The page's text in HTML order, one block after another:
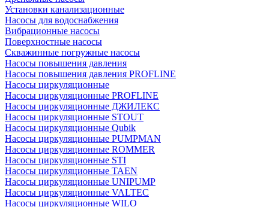
Установки канализационные
Насосы для водоснабжения
Вибрационные насосы
Поверхностные насосы
Скважинные погружные насосы
Насосы повышения давления
Насосы повышения давления PROFLINE
Насосы циркуляционные
Насосы циркуляционные PROFLINE
Насосы циркуляционные ДЖИЛЕКС
Насосы циркуляционные STOUT
Насосы циркуляционные Qubik
Насосы циркуляционные PUMPMAN
Насосы циркуляционные ROMMER
Насосы циркуляционные STI
Насосы циркуляционные TAEN
Насосы циркуляционные UNIPUMP
Насосы циркуляционные VALTEC
Насосы циркуляционные WILO